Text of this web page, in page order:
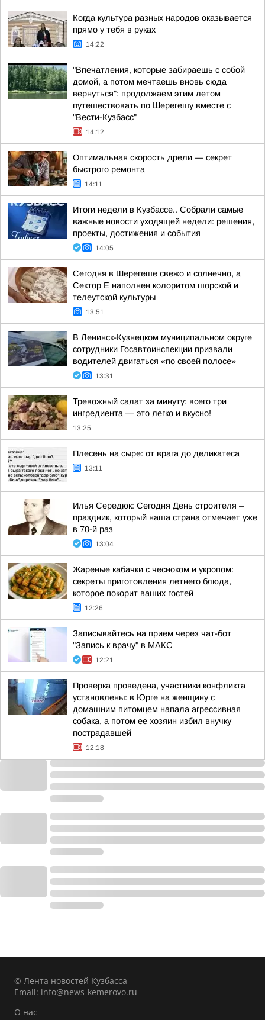
Когда культура разных народов оказывается
прямо у тебя в руках
14:22
"Впечатления, которые забираешь с собой
домой, а потом мечтаешь вновь сюда
вернуться": продолжаем этим летом
путешествовать по Шерегешу вместе с
"Вести-Кузбасс"
14:12
Оптимальная скорость дрели — секрет
быстрого ремонта
14:11
Итоги недели в Кузбассе.. Собрали самые
важные новости уходящей недели: решения,
проекты, достижения и события
14:05
Сегодня в Шерегеше свежо и солнечно, а
Сектор Е наполнен колоритом шорской и
телеутской культуры
13:51
В Ленинск-Кузнецком муниципальном округе
сотрудники Госавтоинспекции призвали
водителей двигаться «по своей полосе»
13:31
Тревожный салат за минуту: всего три
ингредиента — это легко и вкусно!
13:25
Плесень на сыре: от врага до деликатеса
13:11
Илья Середюк: Сегодня День строителя –
праздник, который наша страна отмечает уже
в 70-й раз
13:04
Жареные кабачки с чесноком и укропом:
секреты приготовления летнего блюда,
которое покорит ваших гостей
12:26
Записывайтесь на прием через чат-бот
"Запись к врачу" в МАКС
12:21
Проверка проведена, участники конфликта
установлены: в Юрге на женщину с
домашним питомцем напала агрессивная
собака, а потом ее хозяин избил внучку
пострадавшей
12:18
© Лента новостей Кузбасса
Email: info@news-kemerovo.ru
О нас